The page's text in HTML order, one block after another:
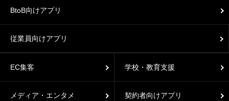
BtoB向けアプリ
従業員向けアプリ
EC集客 学校・教育支援
メディア・エンタメ 契約者向けアプリ